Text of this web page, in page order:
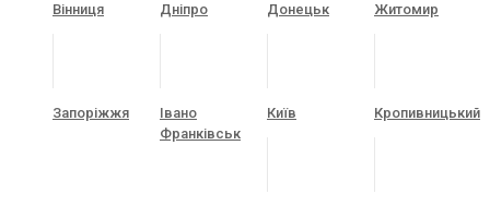
Вінниця Дніпро Донецьк Житомир
Запоріжжя
Івано
Франківськ
Київ Кропивницький